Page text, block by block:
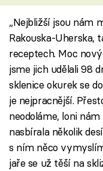
„Nejbližší jsou nám
Rakouska-Uherska,
receptech. Moc
jsme jich udělali 98
sklenice okurek se
je nejpracnější.
neodoláme, loni
nasbírala několik
s ním něco
jaře se už těší na